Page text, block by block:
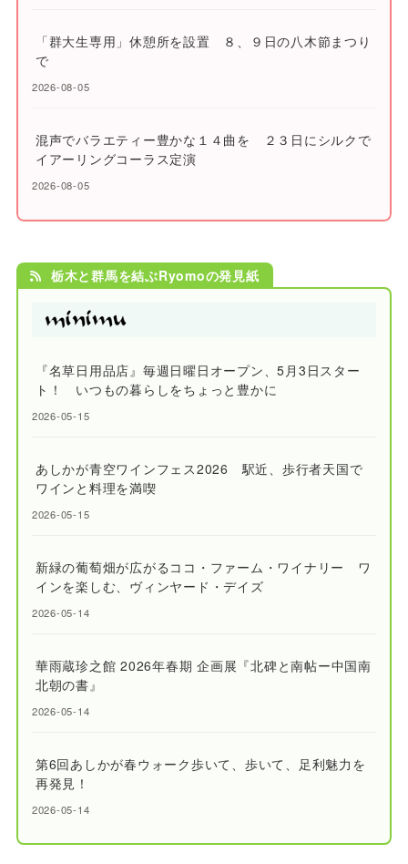
「群大生専用」休憩所を設置 ８、９日の八木節まつり
で
2026-08-05
混声でバラエティー豊かな１４曲を ２３日にシルクで
イアーリングコーラス定演
2026-08-05
栃木と群馬を結ぶRyomoの発見紙
『名草日用品店』毎週日曜日オープン、5月3日スター
ト！ いつもの暮らしをちょっと豊かに
2026-05-15
あしかが青空ワインフェス2026 駅近、歩行者天国で
ワインと料理を満喫
2026-05-15
新緑の葡萄畑が広がるココ・ファーム・ワイナリー ワ
インを楽しむ、ヴィンヤード・デイズ
2026-05-14
華雨蔵珍之館 2026年春期 企画展『北碑と南帖ー中国南
北朝の書』
2026-05-14
第6回あしかが春ウォーク歩いて、歩いて、足利魅力を
再発見！
2026-05-14